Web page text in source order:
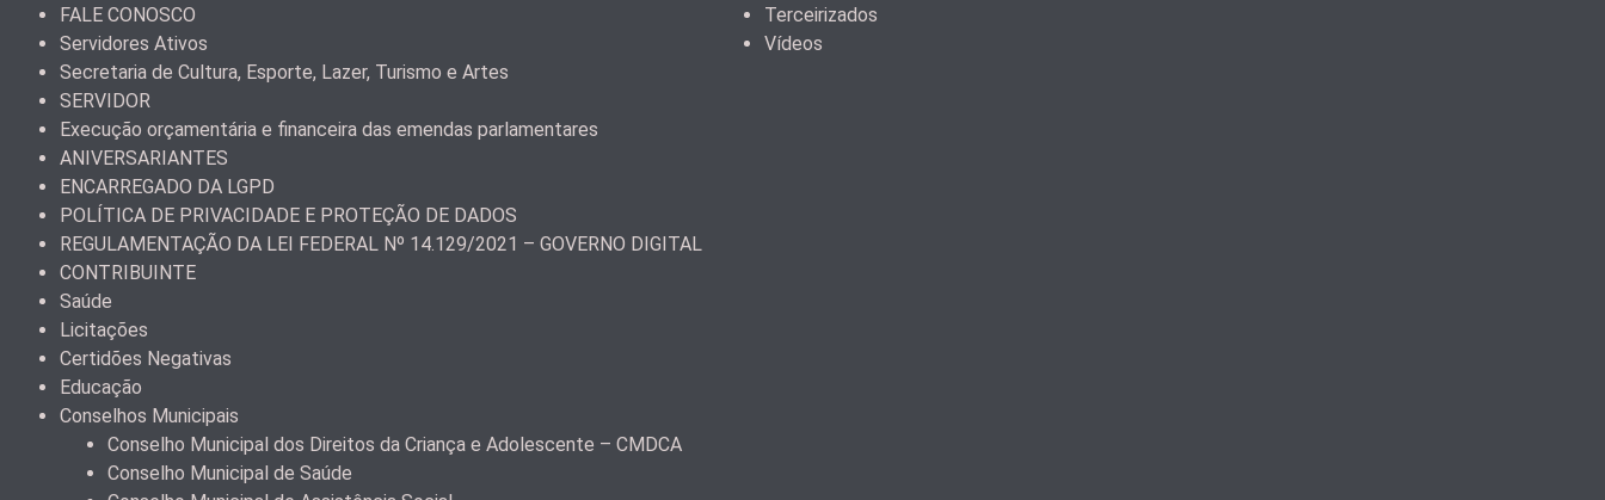
FALE CONOSCO
Servidores Ativos
Secretaria de Cultura, Esporte, Lazer, Turismo e Artes
SERVIDOR
Execução orçamentária e financeira das emendas parlamentares
ANIVERSARIANTES
ENCARREGADO DA LGPD
POLÍTICA DE PRIVACIDADE E PROTEÇÃO DE DADOS
REGULAMENTAÇÃO DA LEI FEDERAL Nº 14.129/2021 – GOVERNO DIGITAL
CONTRIBUINTE
Saúde
Licitações
Certidões Negativas
Educação
Conselhos Municipais
Conselho Municipal dos Direitos da Criança e Adolescente – CMDCA
Conselho Municipal de Saúde
Terceirizados
Vídeos